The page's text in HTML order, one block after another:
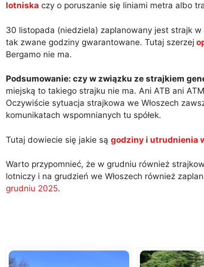
lotniska czy o poruszanie się liniami metra albo
30 listopada (niedziela) zaplanowany jest strajk
tak zwane godziny gwarantowane. Tutaj szerzej
Bergamo nie ma.
Podsumowanie: czy w związku ze strajkiem
miejską to takiego strajku nie ma. Ani ATB ani
Oczywiście sytuacja strajkowa we Włoszech
komunikatach wspomnianych tu spółek.
Tutaj dowiecie się jakie są godziny i utrudnienia
Warto przypomnieć, że w grudniu również
lotniczy i na grudzień we Włoszech również
grudniu 2025.